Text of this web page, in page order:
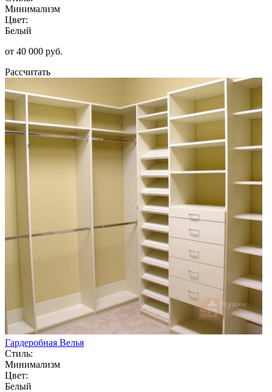
Минимализм
Цвет:
Белый
от 40 000 руб.
Рассчитать
Гардеробная Велья
Стиль:
Минимализм
Цвет:
Белый